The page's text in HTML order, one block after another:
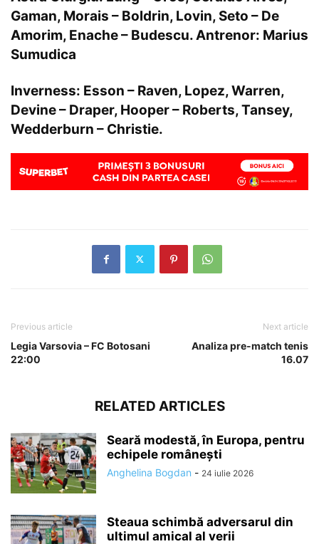
Gaman, Morais – Boldrin, Lovin, Seto – De
Amorim, Enache – Budescu.Antrenor: Marius
Sumudica
Inverness: Esson – Raven, Lopez, Warren,
Devine – Draper, Hooper – Roberts, Tansey,
Wedderburn – Christie.
Previous article
Legia Varsovia – FC Botosani
22:00
Next article
Analiza pre-match tenis
16.07
RELATED ARTICLES
Seară modestă, în Europa, pentru
echipele românești
Anghelina Bogdan - 24 iulie 2026
Steaua schimbă adversarul din
ultimul amical al verii